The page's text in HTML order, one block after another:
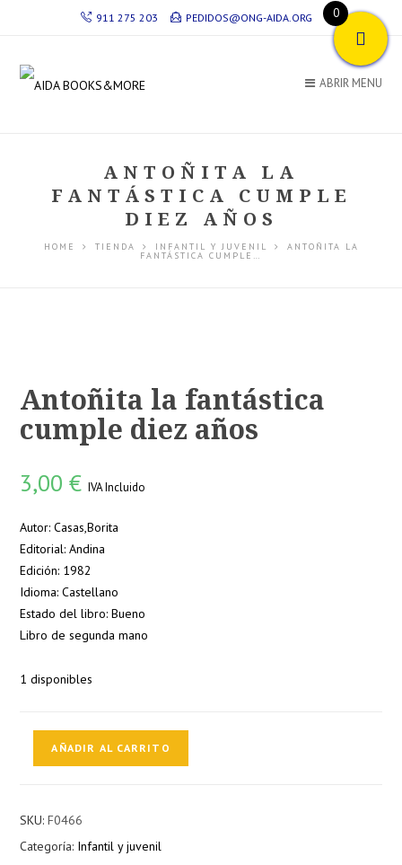
911 275 203 PEDIDOS@ONG-AIDA.ORG
ABRIR MENU
ANTOÑITA LA
FANTÁSTICA CUMPLE
DIEZ AÑOS
HOME TIENDA INFANTIL Y JUVENIL ANTOÑITA LA
FANTÁSTICA CUMPLE…
Antoñita la fantástica
cumple diez años
3,00€ IVA Incluido
Autor: Casas,Borita
Editorial: Andina
Edición: 1982
Idioma: Castellano
Estado del libro: Bueno
Libro de segunda mano
1 disponibles
Antoñita
diez
años
AÑADIR AL CARRITO
SKU:F0466
Categoría: Infantil y juvenil
0